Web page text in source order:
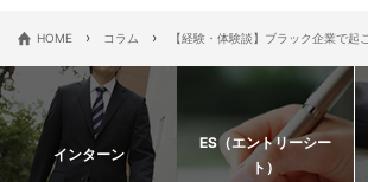
HOME › コラム › 【経験・体験談】ブラック企業で起
インターン
ES（エントリーシー
ト）